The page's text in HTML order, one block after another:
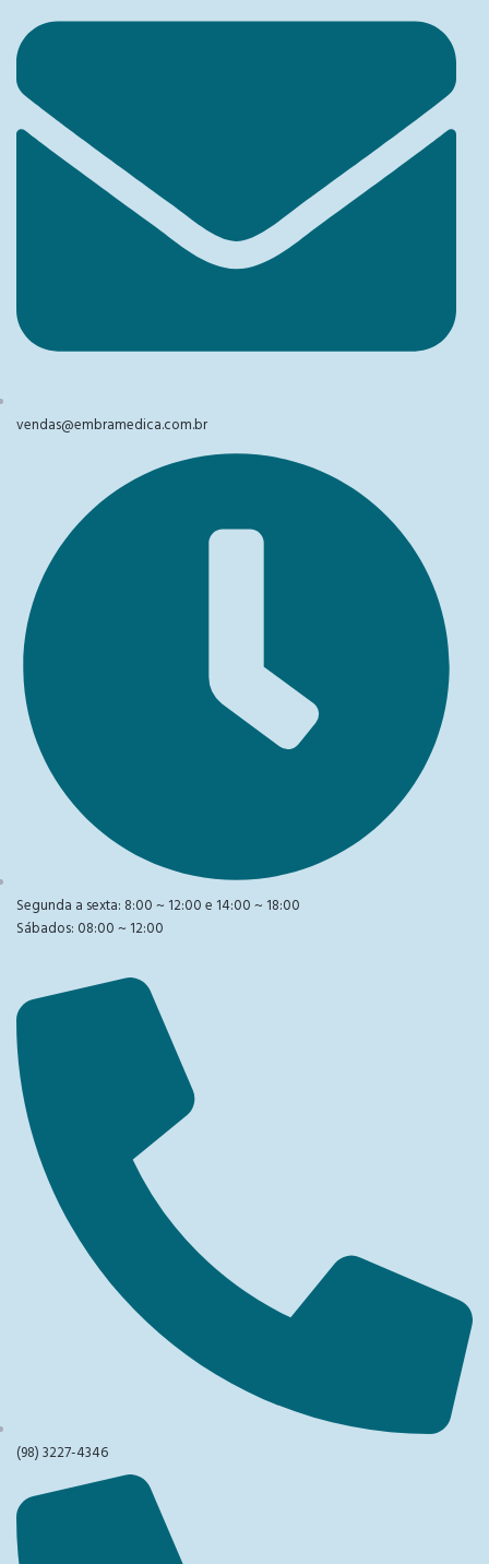
vendas@embramedica.com.br
Segunda a sexta: 8:00 ~ 12:00 e 14:00 ~ 18:00
Sábados: 08:00 ~ 12:00
(98) 3227-4346